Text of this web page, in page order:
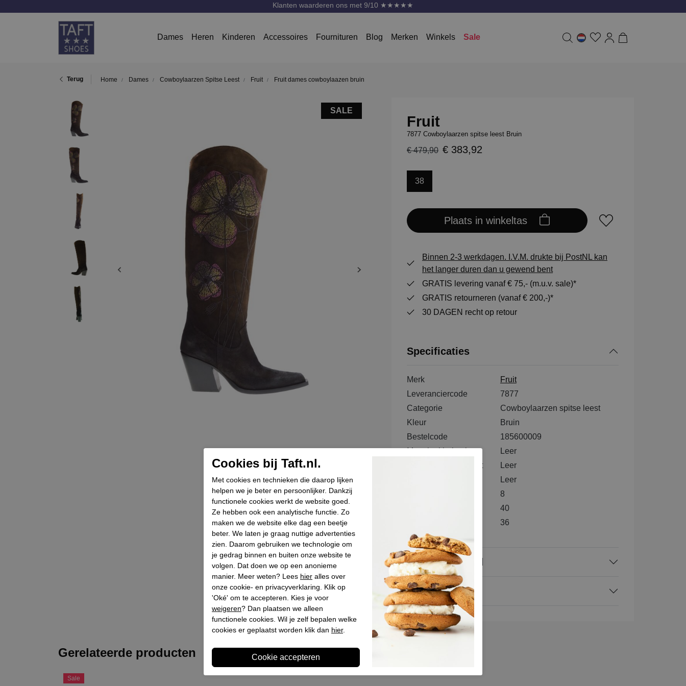
Klanten waarderen ons met 9/10 ★★★★★
Dames Heren Kinderen Accessoires Fournituren Blog Merken Winkels Sale
Terug Home Dames Cowboylaarzen Spitse Leest Fruit Fruit dames cowboylaazen bruin
SALE
Fruit
7877 Cowboylaarzen spitse leest Bruin
€ 479,90 € 383,92
38
Plaats in winkeltas
Binnen 2-3 werkdagen. I.V.M. drukte bij PostNL kan
het langer duren dan u gewend bent
GRATIS levering vanaf € 75,- (m.u.v. sale)*
GRATIS retourneren (vanaf € 200,-)*
30 DAGEN recht op retour
Specificaties
Merk
Fruit
Leveranciercode
7877
Categorie
Cowboylaarzen spitse leest
Kleur
Bruin
Bestelcode
185600009
Materiaal buitenkant
Leer
Materiaal binnenkant
Leer
Leer
8
40
36
Winkelvoorraad
Omschrijving
Gerelateerde producten
Sale
Laatst bekeken
Cookies bij Taft.nl.
Met cookies en technieken die daarop lijken
helpen we je beter en persoonlijker. Dankzij
functionele cookies werkt de website goed.
Ze hebben ook een analytische functie. Zo
maken we de website elke dag een beetje
beter. We laten je graag nuttige advertenties
zien. Daarom gebruiken we technologie om
je gedrag binnen en buiten onze website te
volgen. Dat doen we op een anonieme
manier. Meer weten? Lees hier alles over
onze cookie- en privacyverklaring. Klik op
'Oké' om te accepteren. Kies je voor
weigeren? Dan plaatsen we alleen
functionele cookies. Wil je zelf bepalen welke
cookies er geplaatst worden klik dan hier.